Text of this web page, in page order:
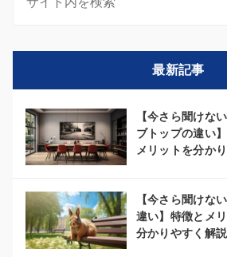
最新記事
【今さら聞けな
ブトップの違い
メリットを分か
【今さら聞けな
違い】特徴とメ
分かりやすく解説